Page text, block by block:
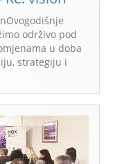
održivo pod
u doba
strategiju i